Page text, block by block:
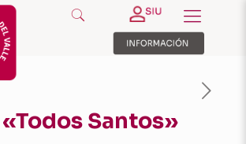
Santos»